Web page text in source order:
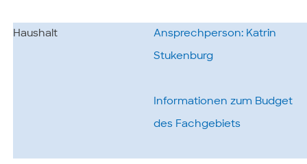
Haushalt Ansprechperson: Katrin
Stukenburg
Informationen zum Budget
des Fachgebiets